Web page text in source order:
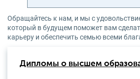
Обращайтесь к нам, и мы с
который в будущем поможет вам
карьеру и обеспечить семью всеми
Дипломы о высшем